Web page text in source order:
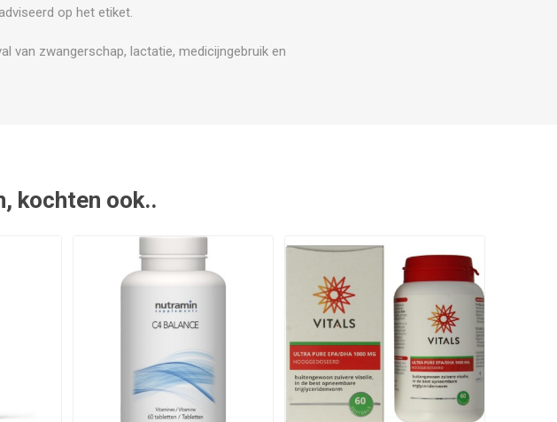
op het etiket.
van zwangerschap, lactatie, medicijngebruik en
kochten ook..